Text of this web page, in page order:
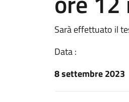
Sarà effettuato il
Data :
8 settembre 2023